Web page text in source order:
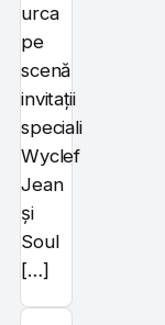
urca
pe
scenă
invitații
speciali
Wyclef
Jean
și
Soul
[…]